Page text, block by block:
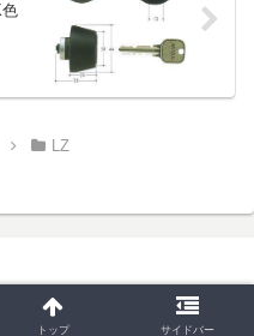
LZ
金物と。.
トップ サイドバー